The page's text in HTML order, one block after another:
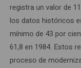
registra un valor de
los datos históricos
mínimo de 43 por
61,8 en 1984. Estos
proceso de